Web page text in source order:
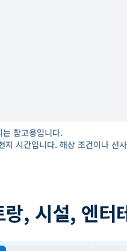
참고용입니다.
지 시간입니다. 해상 조건이나 선
랑, 시설, 엔터